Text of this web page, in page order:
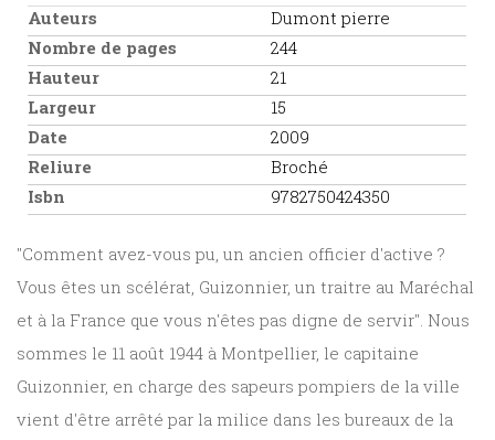
Auteurs
Dumont pierre
Nombre de pages
244
Hauteur
21
Largeur
15
Date
2009
Reliure
Broché
Isbn
9782750424350
"Comment avez-vous pu, un ancien officier d'active ?
Vous êtes un scélérat, Guizonnier, un traitre au Maréchal
et à la France que vous n'êtes pas digne de servir". Nous
sommes le 11 août 1944 à Montpellier, le capitaine
Guizonnier, en charge des sapeurs pompiers de la ville
vient d'être arrêté par la milice dans les bureaux de la